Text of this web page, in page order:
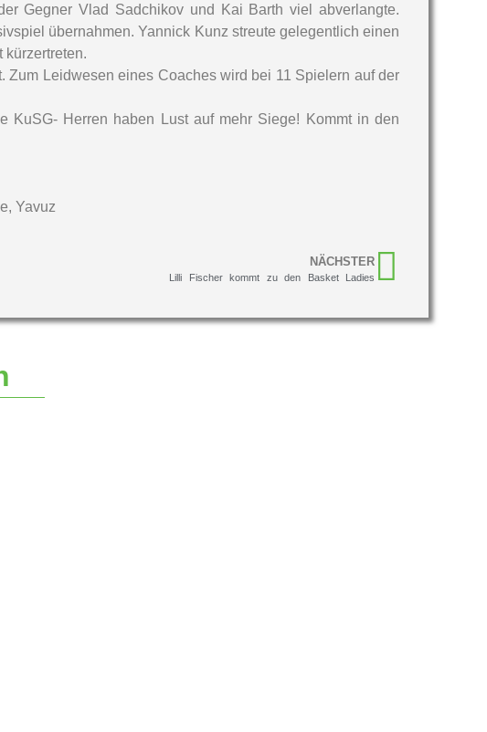
Gegner Vlad Sadchikov und Kai Barth viel abverlangte.
übernahmen. Yannick Kunz streute gelegentlich einen
kürzertreten.
Zum Leidwesen eines Coaches wird bei 11 Spielern auf der
KuSG- Herren haben Lust auf mehr Siege! Kommt in den
Yavuz
NÄCHSTER
Lilli Fischer kommt zu den Basket Ladies